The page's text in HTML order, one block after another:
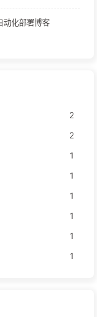
化部署博客
2
2
1
1
1
1
1
1